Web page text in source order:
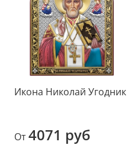
Икона Николай Угодник
От4071 руб